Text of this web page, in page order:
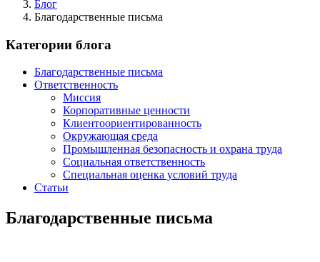
Блог
Благодарственные письма
Категории блога
Благодарственные письма
Ответственность
Миссия
Корпоративные ценности
Клиентоориентированность
Окружающая среда
Промышленная безопасность и охрана труда
Социальная ответственность
Специальная оценка условий труда
Статьи
Благодарственные письма